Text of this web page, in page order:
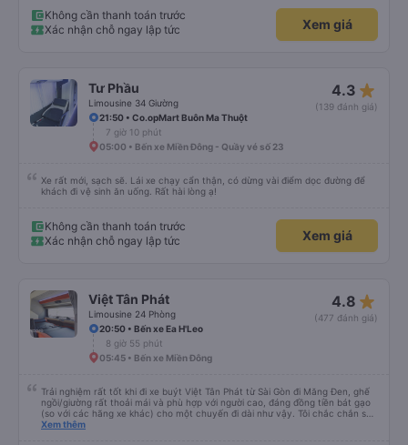
Không cần thanh toán trước
Xác nhận chỗ ngay lập tức
Xem giá
Tư Phầu
Limousine 34 Giường
4.3 star_rate
(139 đánh giá)
21:50 • Co.opMart Buôn Ma Thuột
7 giờ 10 phút
05:00 • Bến xe Miền Đông - Quầy vé số 23
Xe rất mới, sạch sẽ. Lái xe chạy cẩn thận, có dừng vài điểm dọc đường để
khách đi vệ sinh ăn uống. Rất hài lòng ạ!
Không cần thanh toán trước
Xác nhận chỗ ngay lập tức
Xem giá
Việt Tân Phát
Limousine 24 Phòng
4.8 star_rate
(477 đánh giá)
20:50 • Bến xe Ea H'Leo
8 giờ 55 phút
05:45 • Bến xe Miền Đông
Trải nghiệm rất tốt khi đi xe buýt Việt Tân Phát từ Sài Gòn đi Măng Đen, ghế
ngồi/giường rất thoải mái và phù hợp với người cao, đáng đồng tiền bát gạo
(so với các hãng xe khác) cho một chuyến đi dài như vậy. Tôi chắc chắn sẽ
sử dụng lại sau.
Xem thêm